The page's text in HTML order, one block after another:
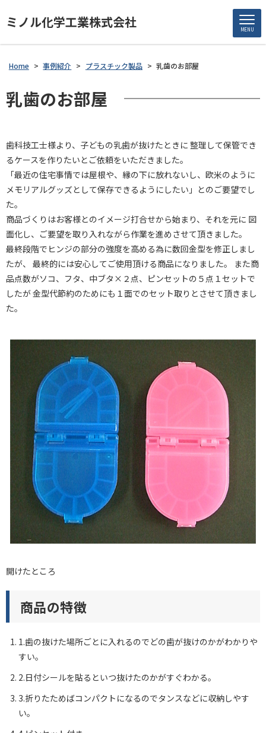
ミノル化学工業株式会社 MENU
Home > 事例紹介 > プラスチック製品 > 乳歯のお部屋
乳歯のお部屋
歯科技工士様より、子どもの乳歯が抜けたときに 整理して保管でき
るケースを作りたいとご依頼をいただきました。
「最近の住宅事情では屋根や、縁の下に放れないし、欧米のように
メモリアルグッズとして保存できるようにしたい」とのご要望でし
た。
商品づくりはお客様とのイメージ打合せから始まり、それを元に 図
面化し、ご要望を取り入れながら作業を進めさせて頂きました。
最終段階でヒンジの部分の強度を高める為に数回金型を修正しまし
たが、 最終的には安心してご使用頂ける商品になりました。 また商
品点数がソコ、フタ、中ブタ×２点、ピンセットの５点１セットで
したが 金型代節約のためにも１面でのセット取りとさせて頂きまし
た。
開けたところ
商品の特徴
1.歯の抜けた場所ごとに入れるのでどの歯が抜けのかがわかりや
すい。
2.日付シールを貼るといつ抜けたのかがすぐわかる。
3.折りたためばコンパクトになるのでタンスなどに収納しやす
い。